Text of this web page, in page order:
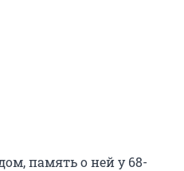
память о ней у 68-